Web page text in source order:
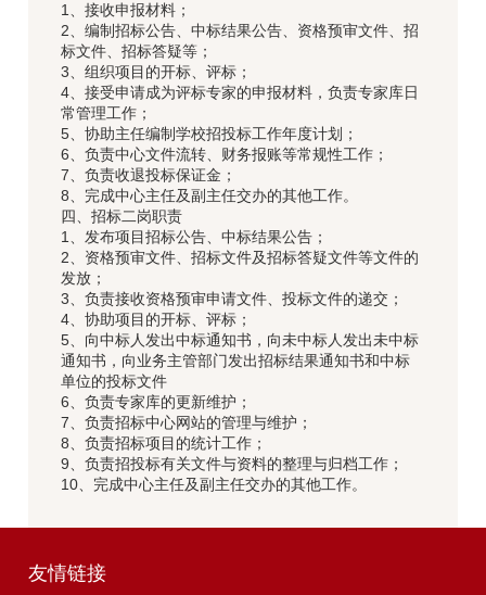
1、接收申报材料；
2、编制招标公告、中标结果公告、资格预审文件、招
标文件、招标答疑等；
3、组织项目的开标、评标；
4、接受申请成为评标专家的申报材料，负责专家库日
常管理工作；
5、协助主任编制学校招投标工作年度计划；
6、负责中心文件流转、财务报账等常规性工作；
7、负责收退投标保证金；
8、完成中心主任及副主任交办的其他工作。
四、招标二岗职责
1、发布项目招标公告、中标结果公告；
2、资格预审文件、招标文件及招标答疑文件等文件的
发放；
3、负责接收资格预审申请文件、投标文件的递交；
4、协助项目的开标、评标；
5、向中标人发出中标通知书，向未中标人发出未中标
通知书，向业务主管部门发出招标结果通知书和中标
单位的投标文件
6、负责专家库的更新维护；
7、负责招标中心网站的管理与维护；
8、负责招标项目的统计工作；
9、负责招投标有关文件与资料的整理与归档工作；
10、完成中心主任及副主任交办的其他工作。
友情链接